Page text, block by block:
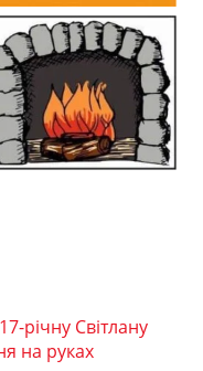
річну Світлану
на руках